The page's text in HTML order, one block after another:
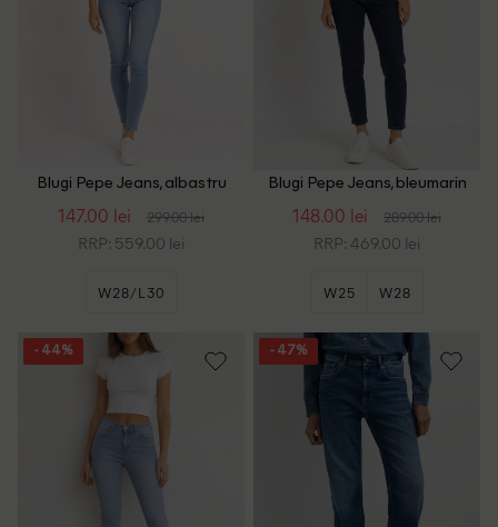
Blugi Pepe Jeans, albastru
147.00 lei 299.00 lei
RRP: 559.00 lei
W28/L30
Blugi Pepe Jeans, bleumarin
148.00 lei 289.00 lei
RRP: 469.00 lei
W25 W28
- 44% - 47%